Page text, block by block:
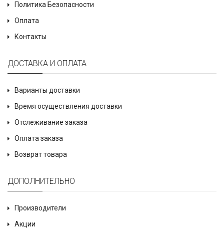
Политика Безопасности
Оплата
Контакты
ДОСТАВКА И ОПЛАТА
Варианты доставки
Время осуществления доставки
Отслеживание заказа
Оплата заказа
Возврат товара
ДОПОЛНИТЕЛЬНО
Производители
Акции